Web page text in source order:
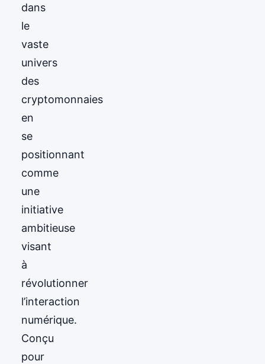
dans
le
vaste
univers
des
cryptomonnaies
en
se
positionnant
comme
une
initiative
ambitieuse
visant
à
révolutionner
l’interaction
numérique.
Conçu
pour